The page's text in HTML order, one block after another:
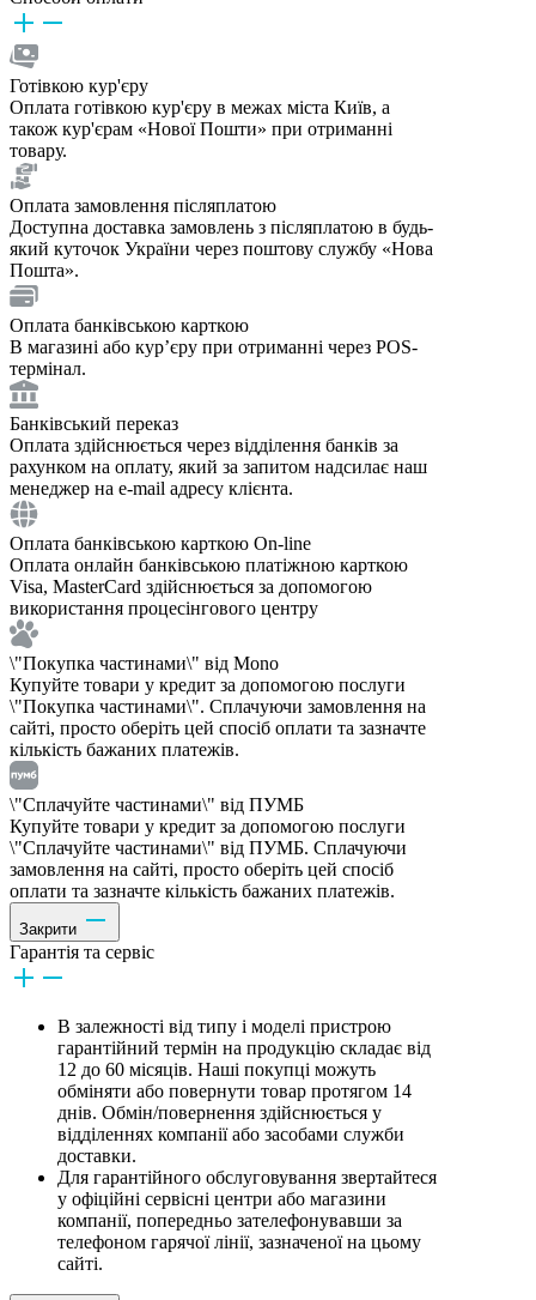
Готівкою кур'єру
Оплата готівкою кур'єру в межах міста Київ, а
також кур'єрам «Нової Пошти» при отриманні
товару.
Оплата замовлення післяплатою
Доступна доставка замовлень з післяплатою в будь-
який куточок України через поштову службу «Нова
Пошта».
Оплата банківською карткою
В магазині або курʼєру при отриманні через POS-
термінал.
Банківський переказ
Оплата здійснюється через відділення банків за
рахунком на оплату, який за запитом надсилає наш
менеджер на e-mail адресу клієнта.
Оплата банківською карткою On-line
Оплата онлайн банківською платіжною карткою
Visa, MasterCard здійснюється за допомогою
використання процесінгового центру
\"Покупка частинами\" від Mono
Купуйте товари у кредит за допомогою послуги
\"Покупка частинами\". Сплачуючи замовлення на
сайті, просто оберіть цей спосіб оплати та зазначте
кількість бажаних платежів.
\"Сплачуйте частинами\" від ПУМБ
Купуйте товари у кредит за допомогою послуги
\"Сплачуйте частинами\" від ПУМБ. Сплачуючи
замовлення на сайті, просто оберіть цей спосіб
оплати та зазначте кількість бажаних платежів.
Закрити
Гарантія та сервіс
В залежності від типу і моделі пристрою
гарантійний термін на продукцію складає від
12 до 60 місяців. Наші покупці можуть
обміняти або повернути товар протягом 14
днів. Обмін/повернення здійснюється у
відділеннях компанії або засобами служби
доставки.
Для гарантійного обслуговування звертайтеся
у офіційні сервісні центри або магазини
компанії, попередньо зателефонувавши за
телефоном гарячої лінії, зазначеної на цьому
сайті.